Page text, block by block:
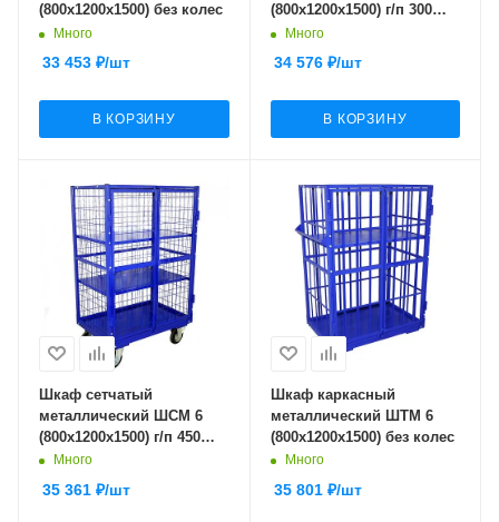
(800х1200х1500) без колес
Много
33 453 ₽/шт
В КОРЗИНУ
(800х1200х1500) г/п 300
кг.125 черная резина
Много
34 576₽/шт
В КОРЗИНУ
Шкаф сетчатый
металлический ШСМ 6
(800х1200х1500) г/п 450
кг.160 черная резина
Много
35 361 ₽/шт
Шкаф каркасный
металлический ШТМ 6
(800х1200х1500) без колес
Много
35 801₽/шт